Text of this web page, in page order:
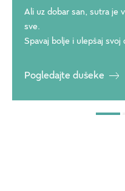
Ali uz dobar san, sutra je
sve.
Spavaj bolje i ulepšaj svoj
Pogledajte dušeke